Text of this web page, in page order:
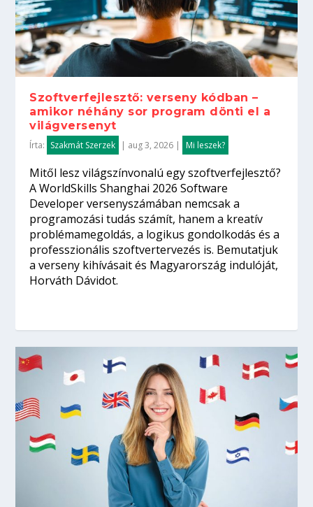
Szoftverfejlesztő: verseny kódban –
amikor néhány sor program dönti el a
világversenyt
Írta: Szakmát Szerzek | aug 3, 2026 | Mi leszek?
Mitől lesz világszínvonalú egy szoftverfejlesztő?
A WorldSkills Shanghai 2026 Software
Developer versenyszámában nemcsak a
programozási tudás számít, hanem a kreatív
problémamegoldás, a logikus gondolkodás és a
professzionális szoftvertervezés is. Bemutatjuk
a verseny kihívásait és Magyarország indulóját,
Horváth Dávidot.